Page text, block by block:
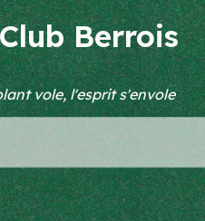
Berrois
vole, l'esprit s'envole